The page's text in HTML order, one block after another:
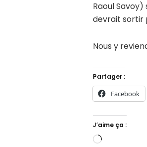
Raoul
devrait sortir
Nous y
Partager :
Facebook
J’aime ça :